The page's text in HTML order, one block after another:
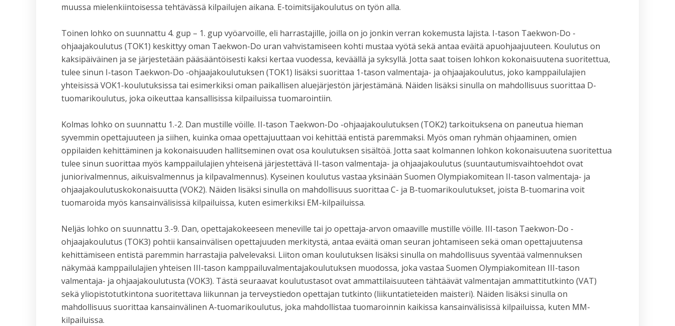
muussa mielenkiintoisessa tehtävässä kilpailujen aikana. E-toimitsijakoulutus on työn alla.
Toinen lohko on suunnattu 4. gup – 1. gup vyöarvoille, eli harrastajille, joilla on jo jonkin verran kokemusta lajista. I-tason Taekwon-Do -
ohjaajakoulutus (TOK1) keskittyy oman Taekwon-Do uran vahvistamiseen kohti mustaa vyötä sekä antaa eväitä apuohjaajuuteen. Koulutus on
kaksipäiväinen ja se järjestetään pääsääntöisesti kaksi kertaa vuodessa, keväällä ja syksyllä. Jotta saat toisen lohkon kokonaisuutena suoritettua,
tulee sinun I-tason Taekwon-Do -ohjaajakoulutuksen (TOK1) lisäksi suorittaa 1-tason valmentaja- ja ohjaajakoulutus, joko kamppailulajien
yhteisissä VOK1-koulutuksissa tai esimerkiksi oman paikallisen aluejärjestön järjestämänä. Näiden lisäksi sinulla on mahdollisuus suorittaa D-
tuomarikoulutus, joka oikeuttaa kansallisissa kilpailuissa tuomarointiin.
Kolmas lohko on suunnattu 1.-2. Dan mustille vöille. II-tason Taekwon-Do -ohjaajakoulutuksen (TOK2) tarkoituksena on paneutua hieman
syvemmin opettajuuteen ja siihen, kuinka omaa opettajuuttaan voi kehittää entistä paremmaksi. Myös oman ryhmän ohjaaminen, omien
oppilaiden kehittäminen ja kokonaisuuden hallitseminen ovat osa koulutuksen sisältöä. Jotta saat kolmannen lohkon kokonaisuutena suoritettua
tulee sinun suorittaa myös kamppailulajien yhteisenä järjestettävä II-tason valmentaja- ja ohjaajakoulutus (suuntautumisvaihtoehdot ovat
juniorivalmennus, aikuisvalmennus ja kilpavalmennus). Kyseinen koulutus vastaa yksinään Suomen Olympiakomitean II-tason valmentaja- ja
ohjaajakoulutuskokonaisuutta (VOK2). Näiden lisäksi sinulla on mahdollisuus suorittaa C- ja B-tuomarikoulutukset, joista B-tuomarina voit
tuomaroida myös kansainvälisissä kilpailuissa, kuten esimerkiksi EM-kilpailuissa.
Neljäs lohko on suunnattu 3.-9. Dan, opettajakokeeseen meneville tai jo opettaja-arvon omaaville mustille vöille. III-tason Taekwon-Do -
ohjaajakoulutus (TOK3) pohtii kansainvälisen opettajuuden merkitystä, antaa eväitä oman seuran johtamiseen sekä oman opettajuutensa
kehittämiseen entistä paremmin harrastajia palvelevaksi. Liiton oman koulutuksen lisäksi sinulla on mahdollisuus syventää valmennuksen
näkymää kamppailulajien yhteisen III-tason kamppailuvalmentajakoulutuksen muodossa, joka vastaa Suomen Olympiakomitean III-tason
valmentaja- ja ohjaajakoulutusta (VOK3). Tästä seuraavat koulutustasot ovat ammattilaisuuteen tähtäävät valmentajan ammattitutkinto (VAT)
sekä yliopistotutkintona suoritettava liikunnan ja terveystiedon opettajan tutkinto (liikuntatieteiden maisteri). Näiden lisäksi sinulla on
mahdollisuus suorittaa kansainvälinen A-tuomarikoulutus, joka mahdollistaa tuomaroinnin kaikissa kansainvälisissä kilpailuissa, kuten MM-
kilpailuissa.